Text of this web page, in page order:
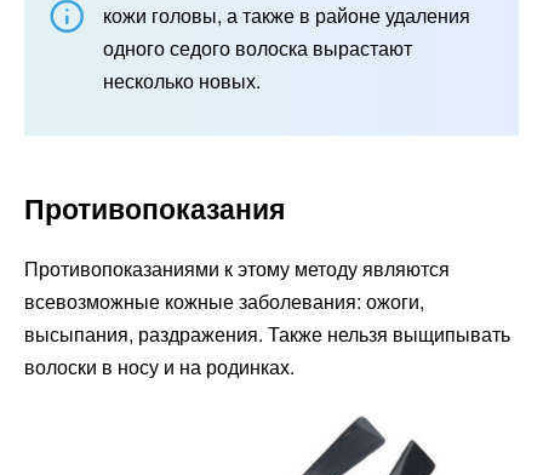
кожи головы, а также в районе удаления
одного седого волоска вырастают
несколько новых.
Противопоказания
Противопоказаниями к этому методу являются
всевозможные кожные заболевания: ожоги,
высыпания, раздражения. Также нельзя выщипывать
волоски в носу и на родинках.